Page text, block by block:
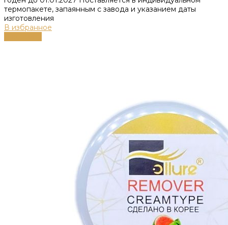
термопакете, запаянным с завода и указанием даты
изготовления
В избранное